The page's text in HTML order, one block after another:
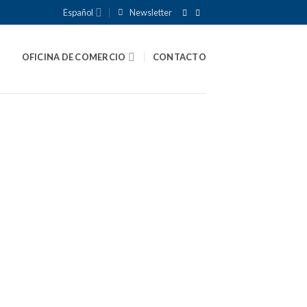
Español Newsletter
OFICINA DE COMERCIO CONTACTO